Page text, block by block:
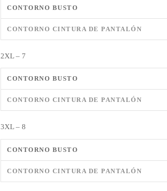
CONTORNO BUSTO
CONTORNO CINTURA DE PANTALÓN
2XL – 7
CONTORNO BUSTO
CONTORNO CINTURA DE PANTALÓN
3XL – 8
CONTORNO BUSTO
CONTORNO CINTURA DE PANTALÓN